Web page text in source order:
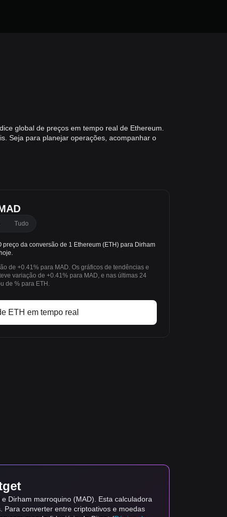
global de preços em tempo real de Ethereum.
Seja para planejar operações, acompanhar o
Tudo
preço da conversão de 1 Ethereum (ETH) para Dirham
de +0.41% para MAD. Os gráficos de tendências e
variação de +0.41% para MAD, e nas últimas 24
de % para ETH.
ETH em tempo real
Dirham marroquino (MAD). Esta calculadora
Para converter entre criptoativos e moedas